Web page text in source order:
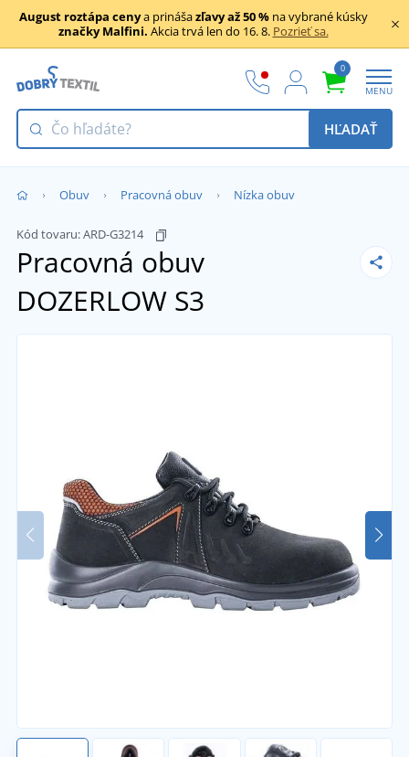
August roztápa cenya prinášazľavy až 50 %na vybrané kúsky
značky Malfini. Akcia trvá len do 16. 8. Pozrieť sa.
0
MENU
HĽADAŤ
Obuv Pracovná obuv Nízka obuv
Kód tovaru:ARD-G3214
Pracovná obuv
DOZERLOW S3